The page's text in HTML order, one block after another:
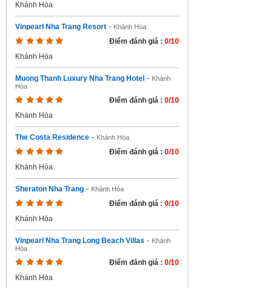
Khánh Hòa
Vinpearl Nha Trang Resort - Khánh Hòa
Điểm đánh giá : 0/10
Khánh Hòa
Muong Thanh Luxury Nha Trang Hotel - Khánh
Hòa
Điểm đánh giá : 0/10
Khánh Hòa
The Costa Residence - Khánh Hòa
Điểm đánh giá : 0/10
Khánh Hòa
Sheraton Nha Trang - Khánh Hòa
Điểm đánh giá : 0/10
Khánh Hòa
Vinpearl Nha Trang Long Beach Villas - Khánh
Hòa
Điểm đánh giá : 0/10
Khánh Hòa